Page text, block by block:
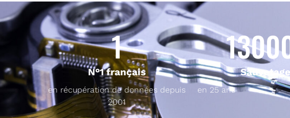
N°1 français
1
en récupération de données depuis
2001
en 25 ans